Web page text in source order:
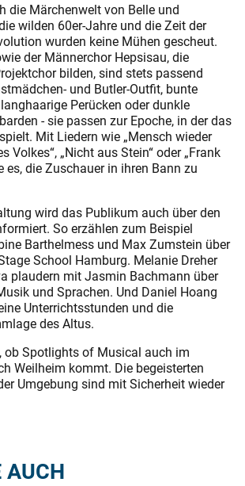
die Märchenwelt von Belle und
wilden 60er-Jahre und die Zeit der
wurden keine Mühen gescheut.
der Männerchor Hepsisau, die
bilden, sind stets passend
und Butler-Outfit, bunte
Perücken oder dunkle
- sie passen zur Epoche, in der das
Mit Liedern wie „Mensch wieder
Volkes“, „Nicht aus Stein“ oder „Frank
es, die Zuschauer in ihren Bann zu
wird das Publikum auch über den
So erzählen zum Beispiel
Barthelmess und Max Zumstein über
School Hamburg. Melanie Dreher
plaudern mit Jasmin Bachmann über
und Sprachen. Und Daniel Hoang
Unterrichtsstunden und die
des Altus.
ob Spotlights of Musical auch im
Weilheim kommt. Die begeisterten
Umgebung sind mit Sicherheit wieder
AUCH